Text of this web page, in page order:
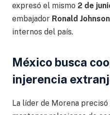
expresó el mismo 2 de
embajador Ronald Johnson
internos del país.
México busca
injerencia
La líder de Morena